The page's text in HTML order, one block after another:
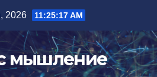
2026 11:25:18 AM
мышление